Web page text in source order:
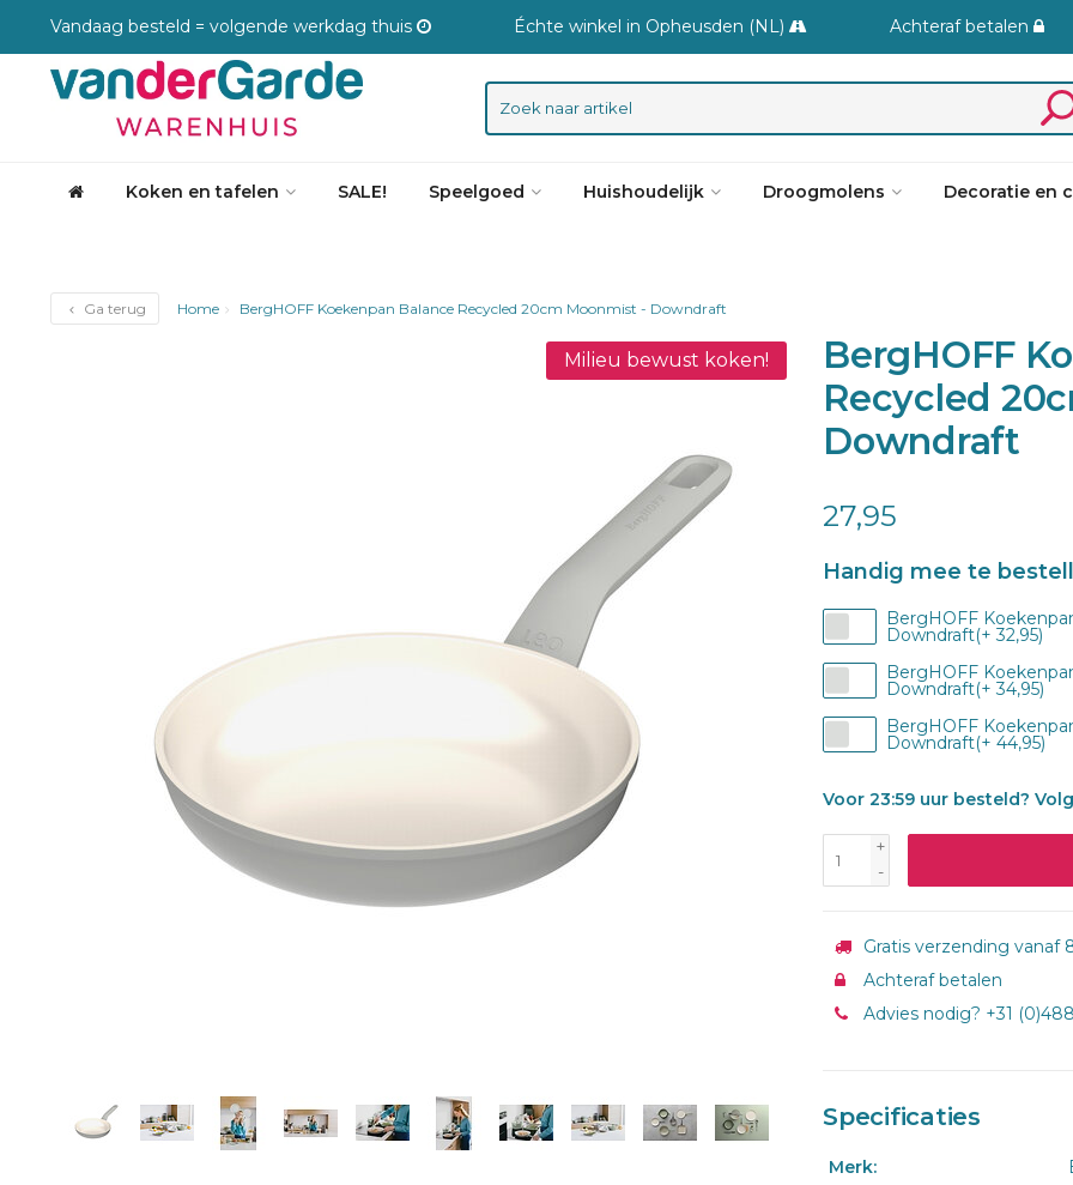
Vandaag besteld = volgende werkdag thuis Échte winkel in Opheusden (NL) Achteraf betalen
Koken en tafelen SALE! Speelgoed Huishoudelijk Droogmolens Decoratie en
Ga terug Home BergHOFF Koekenpan Balance Recycled 20cm Moonmist - Downdraft
Milieu bewust koken!
BergHOFF
Recycled
Downdraft
27,95
Handig mee te
BergHOFF
Downdraft(+ 32,95)
BergHOFF
Downdraft(+ 34,95)
BergHOFF
Downdraft(+ 44,95)
Voor 23:59 uur besteld?
+
-
Gratis verzending vanaf
Achteraf betalen
Advies nodig? +31
Specificaties
Merk: